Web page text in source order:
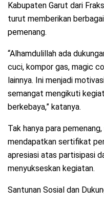
Kabupaten Garut dari
turut memberikan
pemenang.
“Alhamdulillah ada
cuci, kompor gas, magic
lainnya. Ini menjadi
semangat mengikuti
berkebaya,” katanya.
Tak hanya para
mendapatkan sertifikat
apresiasi atas partisipasi
menyukseskan kegiatan.
Santunan Sosial dan